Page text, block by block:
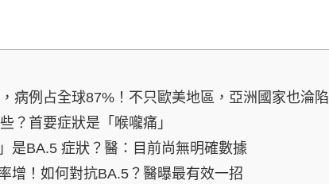
病例占全球87%！不只歐美地區，亞洲國家也淪陷
？首要症狀是「喉嚨痛」
是BA.5 症狀？醫：目前尚無明確數據
增！如何對抗BA.5？醫曝最有效一招